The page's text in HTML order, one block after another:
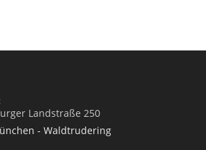
Landstraße 250
- Waldtrudering